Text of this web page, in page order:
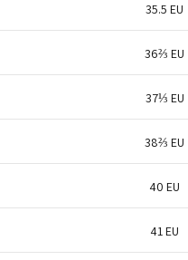
35.5 EU
36⅔ EU
37⅓ EU
38⅔ EU
40 EU
41 EU